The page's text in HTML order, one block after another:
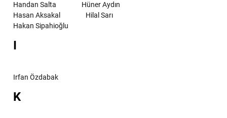
Handan Salta
Hüner Aydın
Hasan Aksakal
Hilal Sarı
Hakan Sipahioğlu
I
Irfan Özdabak
K